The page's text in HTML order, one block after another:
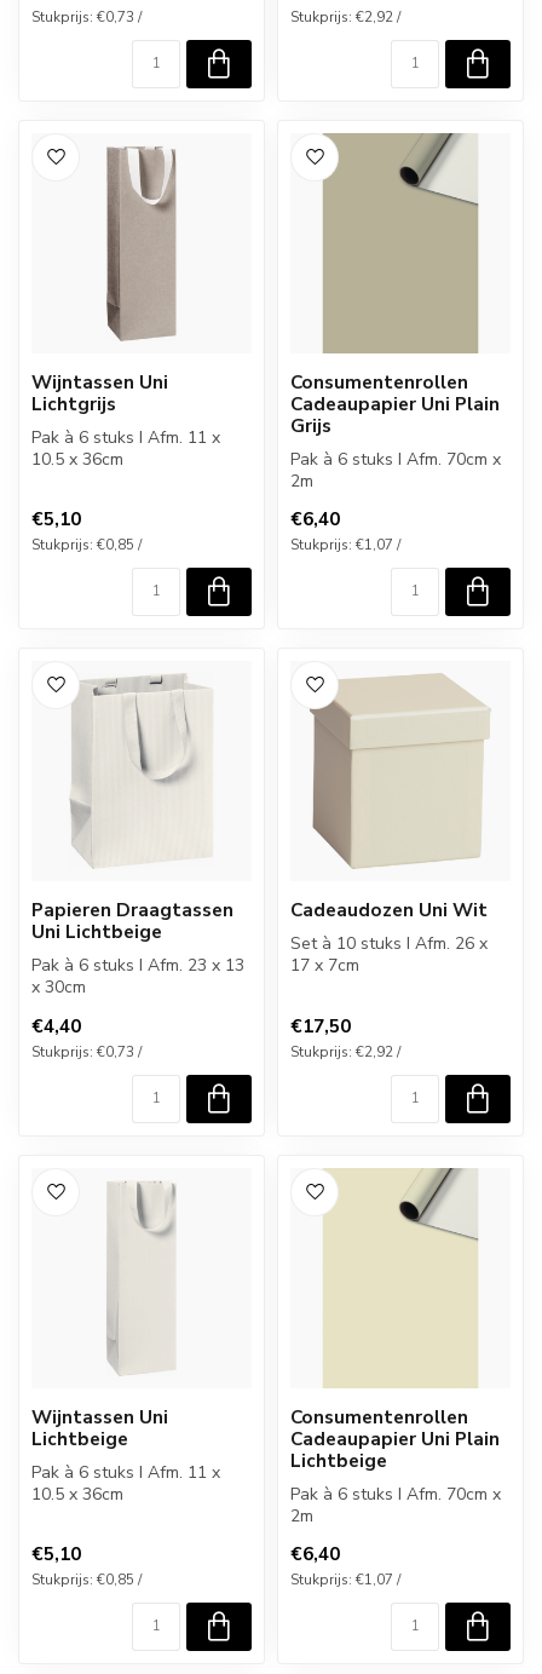
Stukprijs: €0,73 / Stukprijs: €2,92 /
Wijntassen Uni
Lichtgrijs
Pak à 6 stuks I Afm. 11 x
10.5 x 36cm
€5,10
Stukprijs: €0,85 /
Consumentenrollen
Cadeaupapier Uni Plain
Grijs
Pak à 6 stuks I Afm. 70cm x
2m
€6,40
Stukprijs: €1,07 /
Papieren Draagtassen
Uni Lichtbeige
Pak à 6 stuks I Afm. 23 x 13
x 30cm
€4,40
Stukprijs: €0,73 /
Cadeaudozen Uni Wit
Set à 10 stuks I Afm. 26 x
17 x 7cm
€17,50
Stukprijs: €2,92 /
Wijntassen Uni
Lichtbeige
Pak à 6 stuks I Afm. 11 x
10.5 x 36cm
€5,10
Stukprijs: €0,85 /
Consumentenrollen
Cadeaupapier Uni Plain
Lichtbeige
Pak à 6 stuks I Afm. 70cm x
2m
€6,40
Stukprijs: €1,07 /